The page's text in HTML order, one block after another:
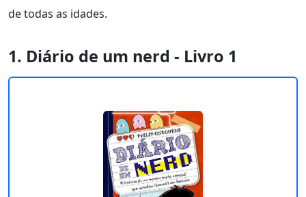
de todas as idades.
1. Diário de um nerd - Livro 1